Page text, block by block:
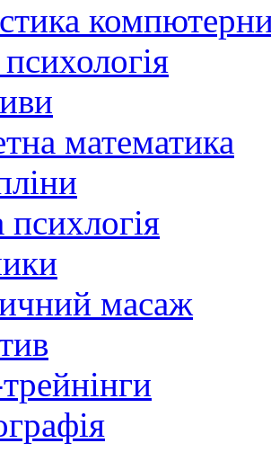
математика
масаж